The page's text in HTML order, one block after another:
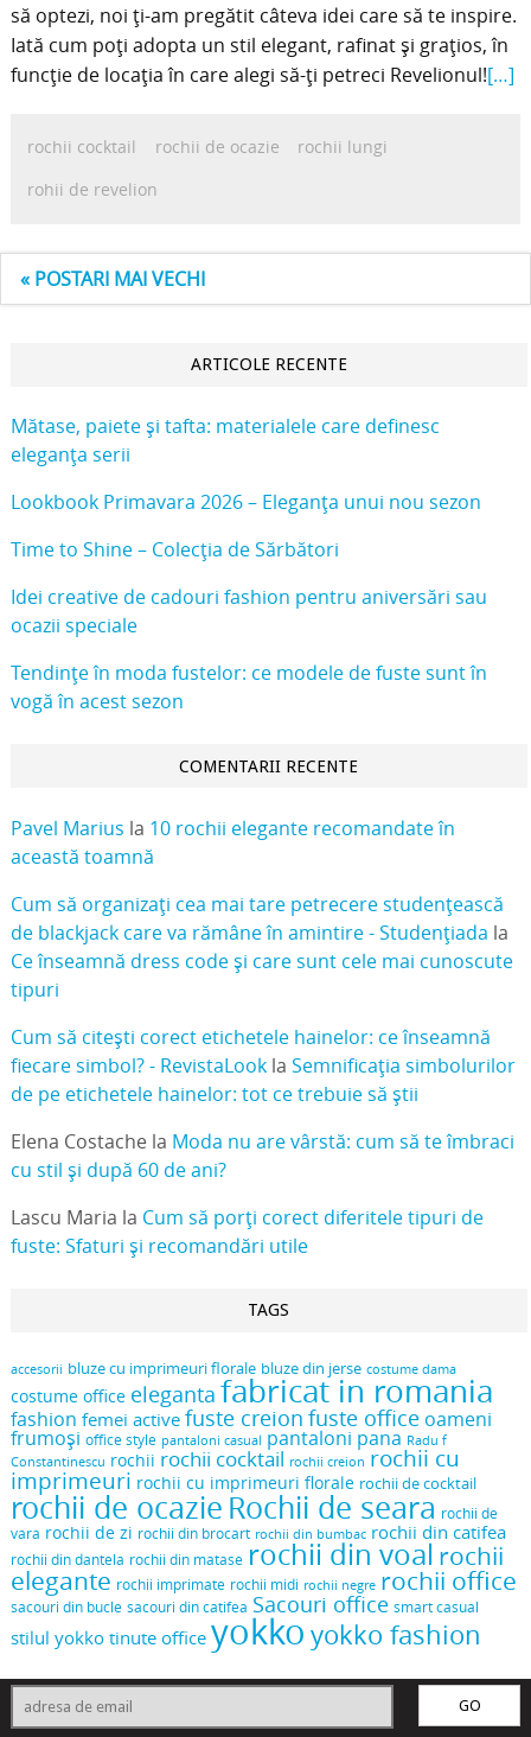
să optezi, noi ți-am pregătit câteva idei care să te inspire.
Iată cum poți adopta un stil elegant, rafinat și grațios, în
funcție de locația în care alegi să-ți petreci Revelionul![…]
rochii cocktail rochii de ocazie
rochii lungi
rohii de revelion
« POSTARI MAI VECHI
ARTICOLE RECENTE
Mătase, paiete și tafta: materialele care definesc
eleganța serii
Lookbook Primavara 2026 – Eleganța unui nou sezon
Time to Shine – Colecția de Sărbători
Idei creative de cadouri fashion pentru aniversări sau
ocazii speciale
Tendințe în moda fustelor: ce modele de fuste sunt în
vogă în acest sezon
COMENTARII RECENTE
Pavel Marius la 10 rochii elegante recomandate în
această toamnă
Cum să organizați cea mai tare petrecere studențească
de blackjack care va rămâne în amintire - Studențiada la
Ce înseamnă dress code și care sunt cele mai cunoscute
tipuri
Cum să citești corect etichetele hainelor: ce înseamnă
fiecare simbol? - RevistaLookla Semnificația simbolurilor
de pe etichetele hainelor: tot ce trebuie să știi
Elena Costachela Moda nu are vârstă: cum să te îmbraci
cu stil și după 60 de ani?
Lascu Maria la Cum să porți corect diferitele tipuri de
fuste: Sfaturi și recomandări utile
TAGS
accesorii bluze cu imprimeuri florale bluze din jerse costume dama
costume office eleganta fabricat in romania
fashion femei active fuste creion fuste office oameni
frumoși office style pantaloni casual pantaloni pana Radu f
Constantinescu rochii rochii cocktail rochii creion rochii cu
imprimeuri rochii cu imprimeuri florale rochii de cocktail
rochii de ocazie Rochii de seara rochii de
vara rochii de zi rochii din brocart rochii din bumbac rochii din catifea
rochii din dantela rochii din matase rochii din voal rochii
elegante rochii imprimate rochii midi rochii negre rochii office
sacouri din bucle sacouri din catifea Sacouri office smart casual
stilul yokko tinute office yokko yokko fashion